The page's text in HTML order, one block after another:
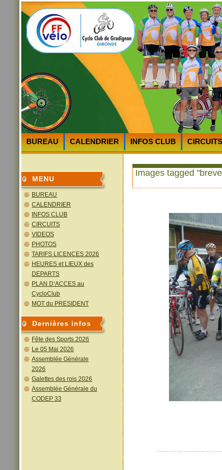
BUREAU CALENDRIER INFOS CLUB
CIRCUITS
MENU
BUREAU
CALENDRIER
INFOS CLUB
CIRCUITS
VIDEOS
PHOTOS
TARIFS LICENCES 2026
HEURES et LIEUX des
DEPARTS
PLAN D’ACCES au
CycloClub
MOT du PRESIDENT
Dernières infos
Fête des Sports 2026
Le 05 Mai 2026
Assemblée Générale
2026
Galettes des rois 2026
Assemblée Générale du
CODEP 33
Images tagged